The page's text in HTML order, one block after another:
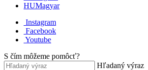
HUMagyar
Instagram
Facebook
Youtube
S čím môžeme pomôcť?
Hľadaný výraz